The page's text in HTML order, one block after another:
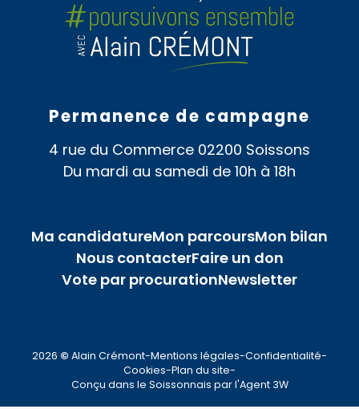
Permanence de campagne
4 rue du Commerce 02200 Soissons
Du mardi au samedi de 10h à 18h
Ma candidatureMon parcoursMon bilan
Nous contacterFaire un don
Vote par procurationNewsletter
2026 © Alain Crémont-Mentions légales-Confidentialité-
Cookies-Plan du site-
Conçu dans le Soissonnais par l'Agent 3W